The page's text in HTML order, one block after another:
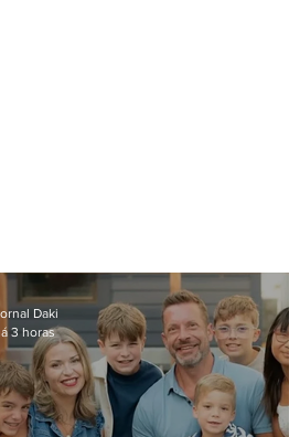
Daki
3 horas